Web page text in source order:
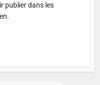
publier dans les